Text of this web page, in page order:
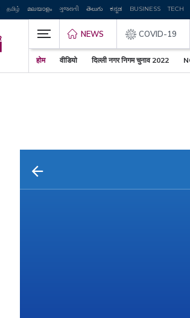
தமிழ் മലയാളം ગુજરાતી తెలుగు ಕನ್ನಡ BUSINESS TECH
NEWS COVID-19
होम वीडियो दिल्ली नगर निगम चुनाव 2022